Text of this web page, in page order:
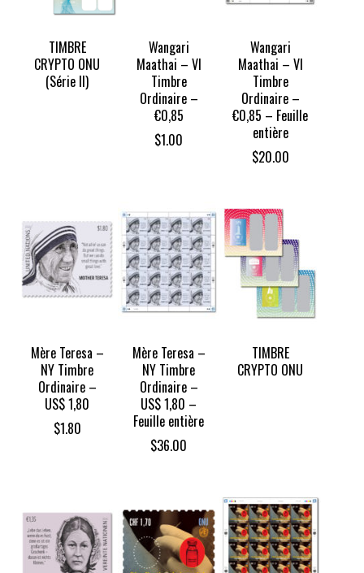
TIMBRE
CRYPTO ONU
(Série II)
Wangari
Maathai – VI
Timbre
Ordinaire –
€0,85
$1.00
Wangari
Maathai – VI
Timbre
Ordinaire –
€0,85 – Feuille
entière
$20.00
Mère Teresa –
NY Timbre
Ordinaire –
US$ 1,80
$1.80
Mère Teresa –
NY Timbre
Ordinaire –
US$ 1,80 –
Feuille entière
$36.00
TIMBRE
CRYPTO ONU